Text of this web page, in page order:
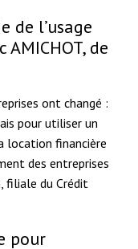
de l’usage
de
ont changé :
pour utiliser un
location financière
des entreprises
filiale du Crédit
pour